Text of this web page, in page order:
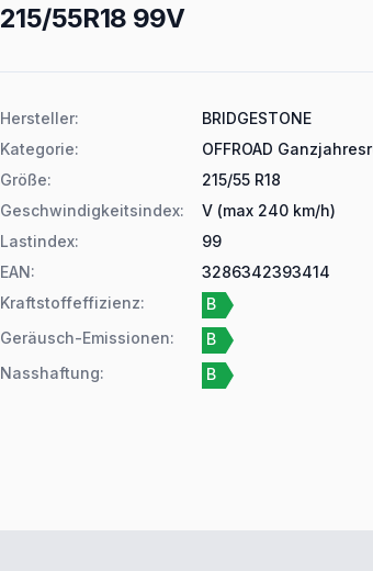
215/55R18 99V
Hersteller:
BRIDGESTONE
Kategorie:
OFFROAD
Größe:
215/55 R18
Geschwindigkeitsindex:
V (max 240 km/h)
Lastindex:
99
EAN:
3286342393414
Kraftstoffeffizienz:
B
Geräusch-Emissionen:
B
Nasshaftung: B